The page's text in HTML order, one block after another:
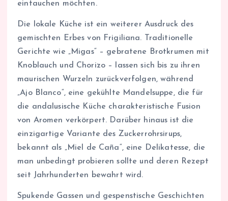
eintauchen möchten.
Die lokale Küche ist ein weiterer Ausdruck des
gemischten Erbes von Frigiliana. Traditionelle
Gerichte wie „Migas“ – gebratene Brotkrumen mit
Knoblauch und Chorizo – lassen sich bis zu ihren
maurischen Wurzeln zurückverfolgen, während
„Ajo Blanco“, eine gekühlte Mandelsuppe, die für
die andalusische Küche charakteristische Fusion
von Aromen verkörpert. Darüber hinaus ist die
einzigartige Variante des Zuckerrohrsirups,
bekannt als „Miel de Caña“, eine Delikatesse, die
man unbedingt probieren sollte und deren Rezept
seit Jahrhunderten bewahrt wird.
Spukende Gassen und gespenstische Geschichten